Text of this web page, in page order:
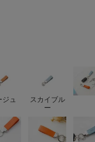
ジュ
スカイブル
ー